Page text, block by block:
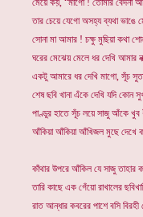
মেয়ে কয়, “মাগো ! তোমার বেদনা
তার চেয়ে যেগো অসহ্য ব্যথা ভাঙে
সোনা মা আমার ! চক্ষু মুছিয়া কথা
ঘরের মেঝেয় মেলে ধর দেখি আমার
একটু আমারে ধর দেখি মাগো, সূঁচ
শেষ ছবি খানা এঁকে দেখি যদি কোন
পাণ্ডুর হাতে সূঁচ লয়ে সাজু আঁকে খুব
আঁকিয়া আঁকিয়া আঁখিজল মুছে দেখে
কাঁথার উপরে আঁকিল যে সাজু তাহার
তারি কাছে এক গেঁয়ো রাখালের
রাত আন্ধার কবরের পাশে বসি বিরহী